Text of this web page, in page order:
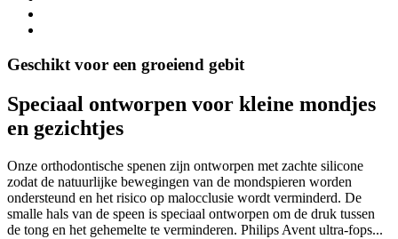
Geschikt voor een groeiend gebit
Speciaal ontworpen voor kleine mondjes
en gezichtjes
Onze orthodontische spenen zijn ontworpen met zachte silicone
zodat de natuurlijke bewegingen van de mondspieren worden
ondersteund en het risico op malocclusie wordt verminderd. De
smalle hals van de speen is speciaal ontworpen om de druk tussen
de tong en het gehemelte te verminderen. Philips Avent ultra-fops...